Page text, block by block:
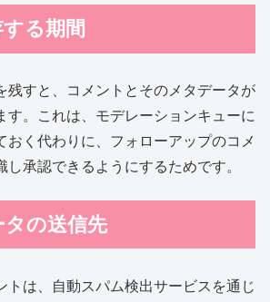
る期間
残すと、コメントとそのメタデータが
す。これは、モデレーションキューに
おく代わりに、フォローアップのコメ
し承認できるようにするためです。
の送信先
トは、自動スパム検出サービスを通じ